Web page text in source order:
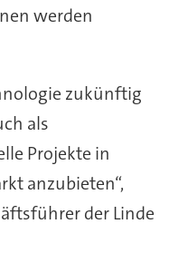
werden
zukünftig
als
Projekte in
anzubieten“,
der Linde